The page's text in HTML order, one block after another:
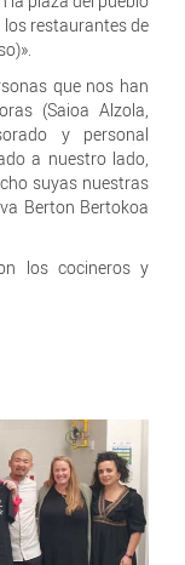
restaurantes de
que nos han
(Saioa Alzola,
y personal
a nuestro lado,
suyas nuestras
Berton Bertokoa
los cocineros y